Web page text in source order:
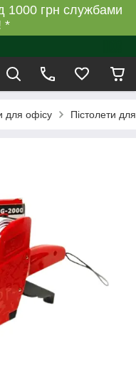
1000 грн службами
*
для офісу Пістолети